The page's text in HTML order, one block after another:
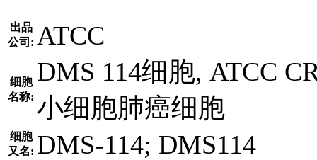
出品
公司: ATCC
细胞
名称:
DMS 114细胞, ATCC
小细胞肺癌细胞
细胞
又名: DMS-114; DMS114